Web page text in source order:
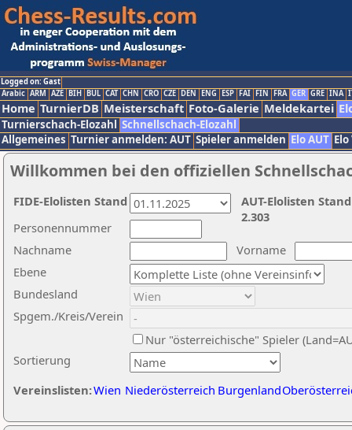
Logged on: Gast
Arabic ARM AZE BIH BUL CAT CHN CRO CZE DEN ENG ESP FAI FIN FRA GER GRE INA
Home TurnierDB Meisterschaft Foto-Galerie Meldekartei
Turnierschach-Elozahl Schnellschach-Elozahl
Allgemeines Turnier anmelden: AUT Spieler anmelden Elo AUT
Willkommen bei den offiziellen
Nachname
Vorname
Ebene
Sortierung
Personennummer
Bundesland
Spgem./Kreis/Verein
Nur "österreichische" Spieler
Vereinslisten:Wien Niederösterreich Burgenland
AUT-Elolisten
2.303
FIDE-Elolisten Stand